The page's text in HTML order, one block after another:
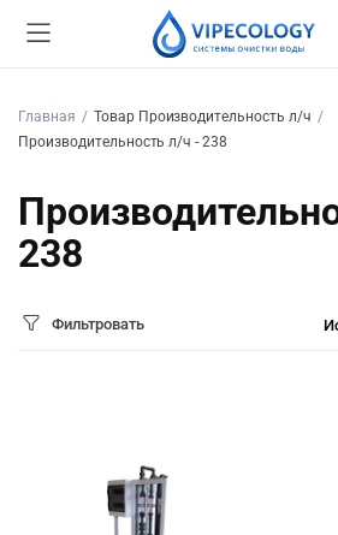
Главная
Товар Производительность л/ч
Производительность л/ч - 238
238
Фильтровать